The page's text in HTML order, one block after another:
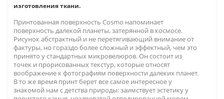
изготовления ткани.
Принтованная поверхность Cosmo напоминает
поверхность далекой планеты, затерянной в космосе.
Рисунок абстрактный и не перетягивающий внимание от
фактуры, но гораздо более сложный и эффектный, чем это
принято у стандартных микровелюров. Он состоит из
точек и прорисованных текстур, которые относят
воображение к фотографиям поверхности далеких планет.
В то же время принт берет все самое интересное у
знакомой нам с детства природы: заимствует эстетику у